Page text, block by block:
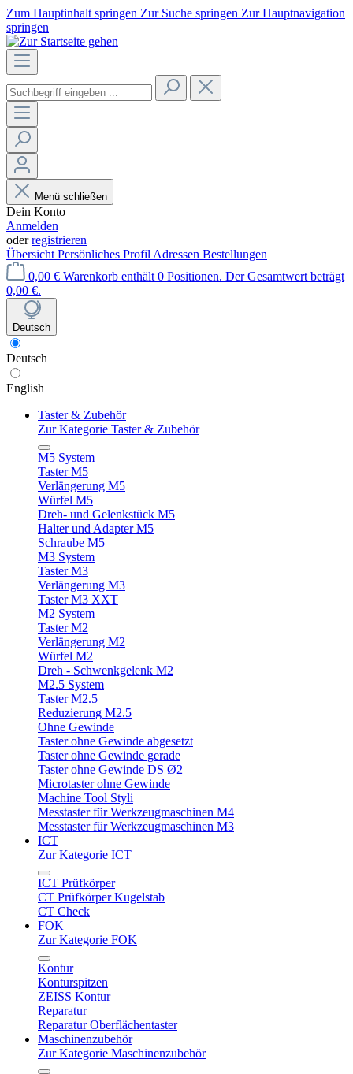
Zum Hauptinhalt springen Zur Suche springen Zur Hauptnavigation
springen
Menü schließen
Dein Konto
Anmelden
oderregistrieren
Übersicht Persönliches Profil Adressen Bestellungen
0,00 € Warenkorb enthält 0 Positionen. Der Gesamtwert beträgt
0,00 €.
Deutsch
Deutsch
English
Taster & Zubehör
Zur Kategorie Taster & Zubehör
M5 System
Taster M5
Verlängerung M5
Würfel M5
Dreh- und Gelenkstück M5
Halter und Adapter M5
Schraube M5
M3 System
Taster M3
Verlängerung M3
Taster M3 XXT
M2 System
Taster M2
Verlängerung M2
Würfel M2
Dreh - Schwenkgelenk M2
M2.5 System
Taster M2.5
Reduzierung M2.5
Ohne Gewinde
Taster ohne Gewinde abgesetzt
Taster ohne Gewinde gerade
Taster ohne Gewinde DS Ø2
Microtaster ohne Gewinde
Machine Tool Styli
Messtaster für Werkzeugmaschinen M4
Messtaster für Werkzeugmaschinen M3
ICT
Zur Kategorie ICT
ICT Prüfkörper
CT Prüfkörper Kugelstab
CT Check
FOK
Zur Kategorie FOK
Kontur
Konturspitzen
ZEISS Kontur
Reparatur
Reparatur Oberflächentaster
Maschinenzubehör
Zur Kategorie Maschinenzubehör